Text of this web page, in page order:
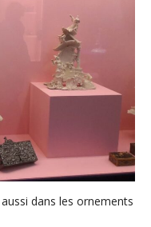
dans les ornements